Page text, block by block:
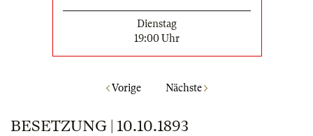
Dienstag
19:00 Uhr
Vorige Nächste
BESETZUNG | 10.10.1893